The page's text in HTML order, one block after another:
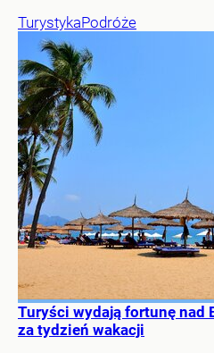
TurystykaPodróże
Turyści wydają fortunę nad
za tydzień wakacji